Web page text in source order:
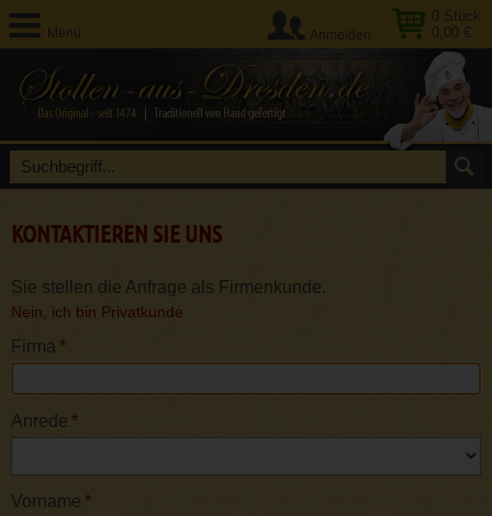
Menü
0 Stück
0,00 €
Anmelden
KONTAKTIEREN SIE UNS
Sie stellen die Anfrage als Firmenkunde.
Nein, ich bin Privatkunde
Firma *
Anrede *
Vorname *